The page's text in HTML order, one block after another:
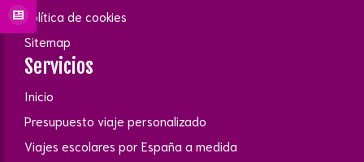
Política de cookies
Sitemap
Servicios
Inicio
Presupuesto viaje personalizado
Viajes escolares por España a medida